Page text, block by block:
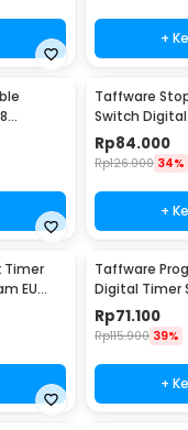
+
-
Taffware
Switch Digital
Plug 16A 230V
Rp84.000
Rp126.000 34%
+
Timer
EU
Taffware
Digital Timer
Program 220V
Rp71.100
Rp115.900 39%
+